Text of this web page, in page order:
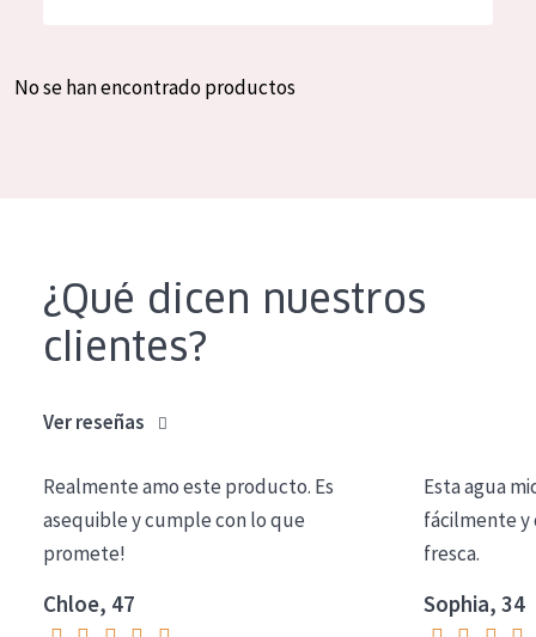
Crema de día
Crema de noche
Limpieza
COLECCIÓN
Essentials
Spanish
No se han encontrado productos
¿Qué dicen nuestros
clientes?
Ver reseñas
Realmente amo este producto. Es
asequible y cumple con lo que
promete!
Chloe, 47
Esta agua
fácilmente y
fresca.
Sophia, 34